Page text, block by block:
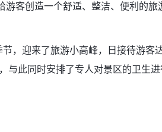
客创造一个舒适、整洁、便利的
迎来了旅游小高峰，日接待游客
此同时安排了专人对景区的卫生